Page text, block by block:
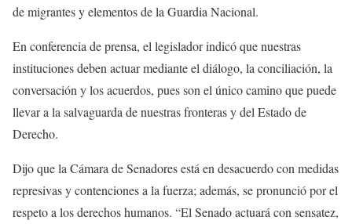
de migrantes y elementos de la Guardia Nacional.
​​En conferencia de prensa, el legislador indicó que nuestras
instituciones deben actuar mediante el diálogo, la conciliación, la
conversación y los acuerdos, pues son el único camino que puede
llevar a la salvaguarda de nuestras fronteras y del Estado de
Derecho.
​​Dijo que la Cámara de Senadores está en desacuerdo con medidas
represivas y contenciones a la fuerza; además, se pronunció por el
respeto a los derechos humanos. “El Senado actuará con sensatez,